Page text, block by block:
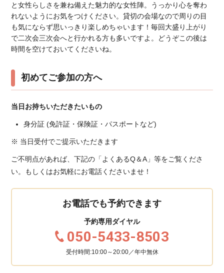
と女性らしさを兼ね備えた魅力的な女性陣。うっかり心を奪わ
れないようにお気をつけください。貸切の会場なので周りの目
も気にならず思いっきり楽しめちゃいます！毎回大盛り上がり
で二次会三次会へと行かれる方も多いですよ。どうぞこの後は
時間を空けておいてくださいね。
初めてご参加の方へ
当日お持ちいただきたいもの
身分証 (免許証・保険証・パスポートなど)
※ 当日受付でご提示いただきます
ご不明点があれば、下記の「よくあるQ＆A」等をご覧くださ
い。もしくはお気軽にお電話くださいませ！
お電話でも予約できます
予約専用ダイヤル
050-5433-8503
受付時間:10:00～20:00／年中無休